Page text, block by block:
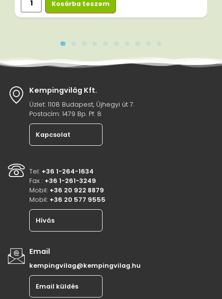
Kosárba teszem
Kempingvilág Kft.
Üzlet: 1108 Budapest, Újhegyi út 7.
Postacím: 1479 Bp. Pf. 8
Kapcsolat
Tel: +36 1-264-1634
Fax : +36 1-261-3249
Mobil: +36 20 922 8879
Mobil: +36 20 577 9555
Hívás
Email
kempingvilag@kempingvilag.hu
Email küldés